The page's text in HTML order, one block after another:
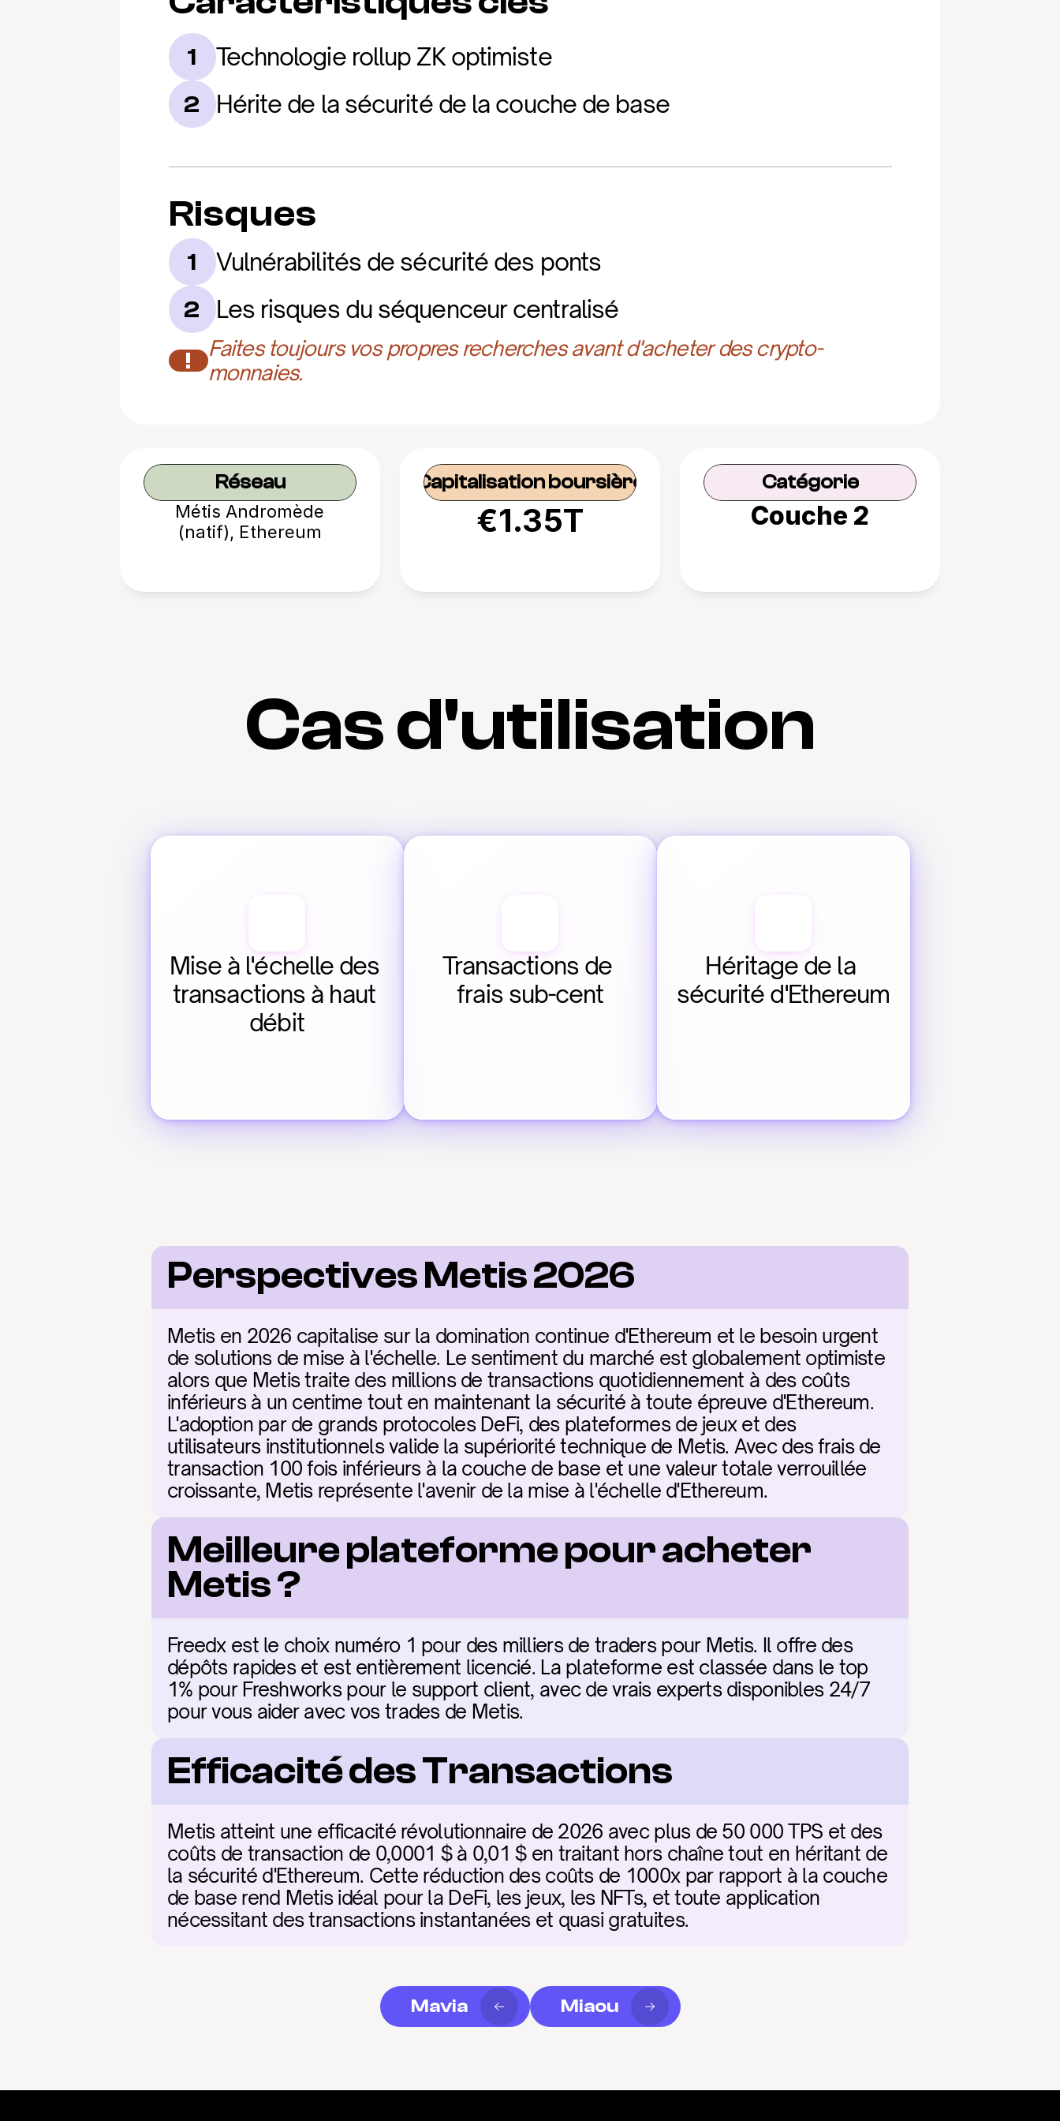
1 Technologie rollup ZK optimiste
2 Hérite de la sécurité de la couche de base
Risques
1 Vulnérabilités de sécurité des ponts
2 Les risques du séquenceur centralisé
!
Faites toujours vos propres recherches avant d'acheter des crypto-
monnaies.
Réseau
Métis Andromède
(natif), Ethereum
Capitalisation boursière
€1.35T
Catégorie
Couche 2
Cas d'utilisation
Mise à l'échelle des
transactions à haut
débit
Transactions de
frais sub-cent
Héritage de la
sécurité d'Ethereum
Perspectives Metis 2026
Metis en 2026 capitalise sur la domination continue d'Ethereum et le besoin urgent
de solutions de mise à l'échelle. Le sentiment du marché est globalement optimiste
alors que Metis traite des millions de transactions quotidiennement à des coûts
inférieurs à un centime tout en maintenant la sécurité à toute épreuve d'Ethereum.
L'adoption par de grands protocoles DeFi, des plateformes de jeux et des
utilisateurs institutionnels valide la supériorité technique de Metis. Avec des frais de
transaction 100 fois inférieurs à la couche de base et une valeur totale verrouillée
croissante, Metis représente l'avenir de la mise à l'échelle d'Ethereum.
Meilleure plateforme pour acheter
Metis ?
Freedx est le choix numéro 1 pour des milliers de traders pour Metis. Il offre des
dépôts rapides et est entièrement licencié. La plateforme est classée dans le top
1% pour Freshworks pour le support client, avec de vrais experts disponibles 24/7
pour vous aider avec vos trades de Metis.
Efficacité des Transactions
Metis atteint une efficacité révolutionnaire de 2026 avec plus de 50 000 TPS et des
coûts de transaction de 0,0001 $ à 0,01 $ en traitant hors chaîne tout en héritant de
la sécurité d'Ethereum. Cette réduction des coûts de 1000x par rapport à la couche
de base rend Metis idéal pour la DeFi, les jeux, les NFTs, et toute application
nécessitant des transactions instantanées et quasi gratuites.
Mavia Miaou